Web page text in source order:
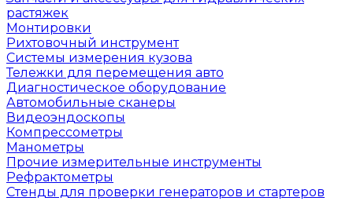
растяжек
Монтировки
Рихтовочный инструмент
Системы измерения кузова
Тележки для перемещения авто
Диагностическое оборудование
Автомобильные сканеры
Видеоэндоскопы
Компрессометры
Манометры
Прочие измерительные инструменты
Рефрактометры
Стенды для проверки генераторов и стартеров